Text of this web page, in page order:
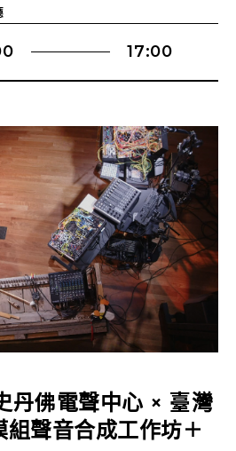
17:00
丹佛電聲中心 × 臺灣
聲音合成工作坊＋